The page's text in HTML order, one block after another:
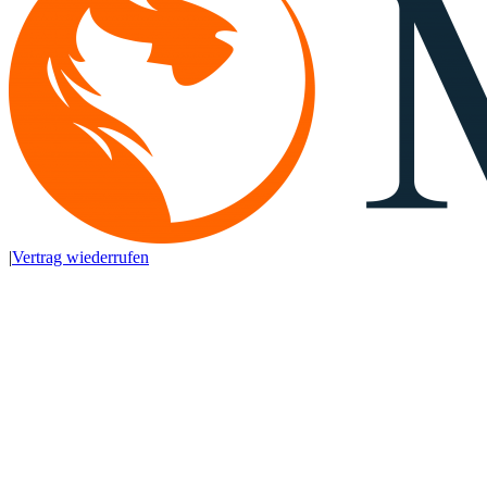
|Vertrag wiederrufen